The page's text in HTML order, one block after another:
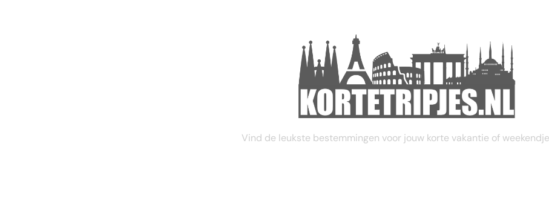
STEL JE EIGEN TRIP SAMEN
Vind de leukste bestemmingen voor jouw korte vakantie of